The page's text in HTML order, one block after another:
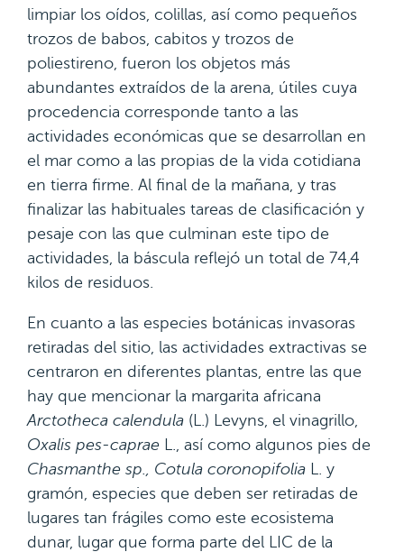
limpiar los oídos, colillas, así como pequeños
trozos de babos, cabitos y trozos de
poliestireno, fueron los objetos más
abundantes extraídos de la arena, útiles cuya
procedencia corresponde tanto a las
actividades económicas que se desarrollan en
el mar como a las propias de la vida cotidiana
en tierra firme. Al final de la mañana, y tras
finalizar las habituales tareas de clasificación y
pesaje con las que culminan este tipo de
actividades, la báscula reflejó un total de 74,4
kilos de residuos.
En cuanto a las especies botánicas invasoras
retiradas del sitio, las actividades extractivas se
centraron en diferentes plantas, entre las que
hay que mencionar la margarita africana
Arctotheca calendula (L.) Levyns, el vinagrillo,
Oxalis pes-caprae L., así como algunos pies de
Chasmanthe sp., Cotula coronopifolia L. y
gramón, especies que deben ser retiradas de
lugares tan frágiles como este ecosistema
dunar, lugar que forma parte del LIC de la